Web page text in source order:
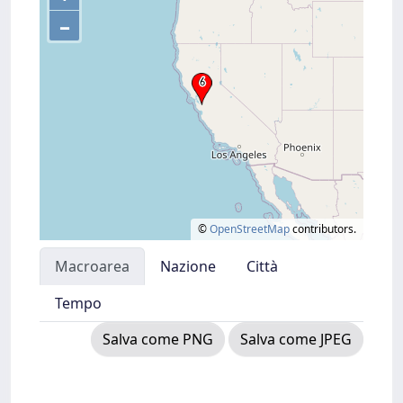
–
©OpenStreetMapcontributors.
Macroarea Nazione
Città
Tempo
Salva come PNG
Salva come JPEG